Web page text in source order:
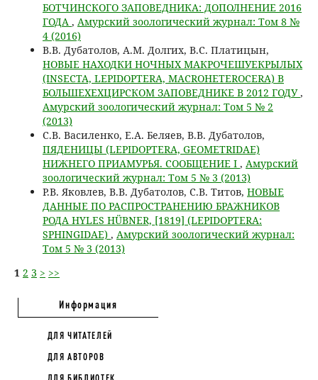
БОТЧИНСКОГО ЗАПОВЕДНИКА: ДОПОЛНЕНИЕ 2016
ГОДА , Амурский зоологический журнал: Том 8 №
4 (2016)
В.В. Дубатолов, А.М. Долгих, В.С. Платицын,
НОВЫЕ НАХОДКИ НОЧНЫХ МАКРОЧЕШУЕКРЫЛЫХ
(INSECTA, LEPIDOPTERA, MACROHETEROCERA) В
БОЛЬШЕХЕХЦИРСКОМ ЗАПОВЕДНИКЕ В 2012 ГОДУ,
Амурский зоологический журнал: Том 5 № 2
(2013)
C.В. Василенко, Е.А. Беляев, В.В. Дубатолов,
ПЯДЕНИЦЫ (LEPIDOPTERA, GEOMETRIDAE)
НИЖНЕГО ПРИАМУРЬЯ. СООБЩЕНИЕ I , Амурский
зоологический журнал: Том 5 № 3 (2013)
Р.В. Яковлев, В.В. Дубатолов, С.В. Титов, НОВЫЕ
ДАННЫЕ ПО РАСПРОСТРАНЕНИЮ БРАЖНИКОВ
РОДА HYLES HÜBNER, [1819] (LEPIDOPTERA:
SPHINGIDAE) , Амурский зоологический журнал:
Том 5 № 3 (2013)
1 2 3 > >>
Информация
ДЛЯ ЧИТАТЕЛЕЙ
ДЛЯ АВТОРОВ
ДЛЯ БИБЛИОТЕК